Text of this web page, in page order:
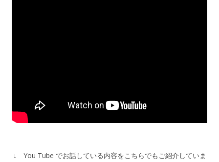
↓ You Tube でお話している内容をこちらでもご紹介していま